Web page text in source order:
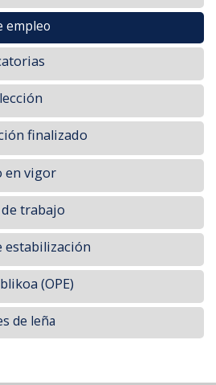
empleo
finalizado
en vigor
trabajo
estabilización
(OPE)
de leña